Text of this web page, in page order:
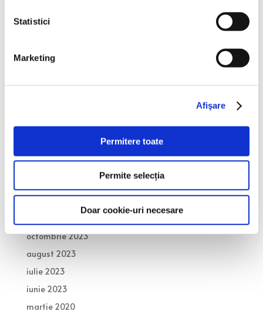
Statistici
Marketing
Afişare
Permitere toate
Permite selecția
Doar cookie-uri necesare
vizează listarea pe Piața Reglementată administrata
de BVB
Recent Comments
februarie 2026
octombrie 2025
octombrie 2023
august 2023
iulie 2023
iunie 2023
martie 2020